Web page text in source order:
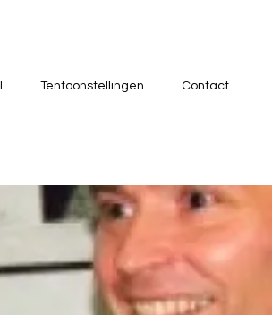
Tentoonstellingen Contact